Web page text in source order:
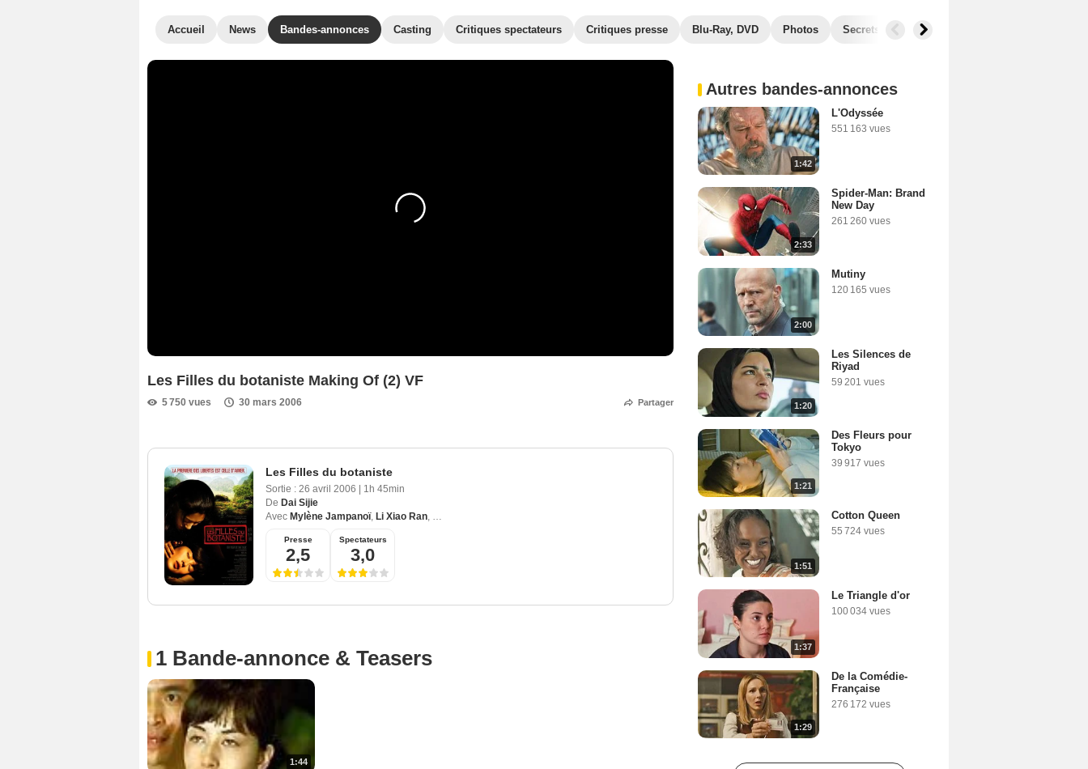
Accueil News Bandes-annonces Casting Critiques spectateurs Critiques presse Blu-Ray, DVD Photos Secrets de tournage
Les Filles du botaniste Making Of (2) VF
5 750 vues 30 mars 2006 Partager
Les Filles du botaniste
Sortie : 26 avril 2006
1h 45min
De Dai Sijie
Avec Mylène Jampanoï, Li Xiao Ran, Ling Dong Fu
Presse
2,5
Spectateurs
3,0
1 Bande-annonce & Teasers
1:44
Autres bandes-annonces
1:42
L'Odyssée
551 163 vues
2:33
Spider-Man: Brand
New Day
261 260 vues
2:00
Mutiny
120 165 vues
1:20
Les Silences de
Riyad
59 201 vues
1:21
Des Fleurs pour
Tokyo
39 917 vues
1:51
Cotton Queen
55 724 vues
1:37
Le Triangle d'or
100 034 vues
1:29
De la Comédie-
Française
276 172 vues